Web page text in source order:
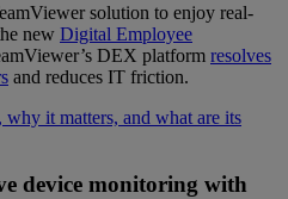
solution to enjoy real-
new Digital Employee
DEX platform resolves
and reduces IT friction.
it matters, and what are its
device monitoring with